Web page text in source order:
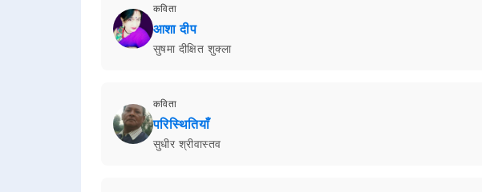
कविता
आशा दीप
सुषमा दीक्षित शुक्ला
कविता
परिस्थितियाँ
सुधीर श्रीवास्तव